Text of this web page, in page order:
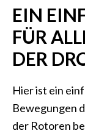
EIN
FÜR
DER
Hier ist ein
Bewegungen
der Rotoren